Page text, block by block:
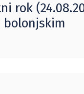
rok
bolonjskim